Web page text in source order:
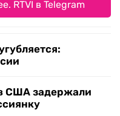
RTVI в Telegram
США задержали